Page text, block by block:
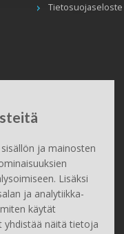
ja mainosten
Lisäksi
ja analytiikka-
käytät
yhdistää näitä tietoja
Tietosuojaseloste